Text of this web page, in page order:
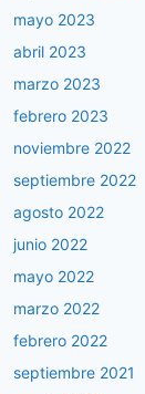
mayo 2023
abril 2023
marzo 2023
febrero 2023
noviembre 2022
septiembre 2022
agosto 2022
junio 2022
mayo 2022
marzo 2022
febrero 2022
septiembre 2021